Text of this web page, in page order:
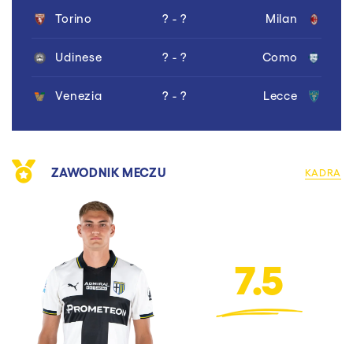
Torino ? - ? Milan
Udinese ? - ? Como
Venezia ? - ? Lecce
ZAWODNIK MECZU KADRA
7.5